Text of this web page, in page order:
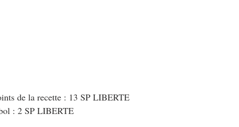
de la recette : 13 SP LIBERTE
: 2 SP LIBERTE